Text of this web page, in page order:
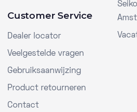
Customer Service
Dealer locator
Veelgestelde vragen
Gebruiksaanwijzing
Product retourneren
Contact